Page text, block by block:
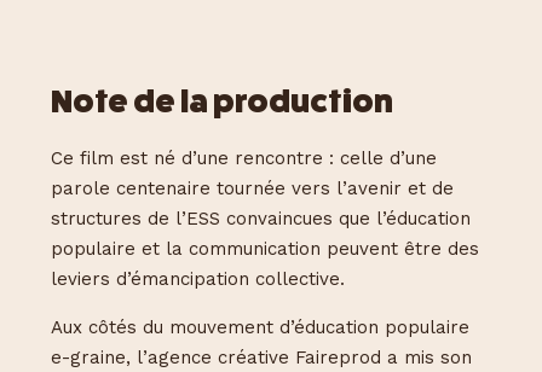
Note de la production
Ce film est né d’une rencontre : celle d’une
parole centenaire tournée vers l’avenir et de
structures de l’ESS convaincues que l’éducation
populaire et la communication peuvent être des
leviers d’émancipation collective.
Aux côtés du mouvement d’éducation populaire
e-graine, l’agence créative Faireprod a mis son